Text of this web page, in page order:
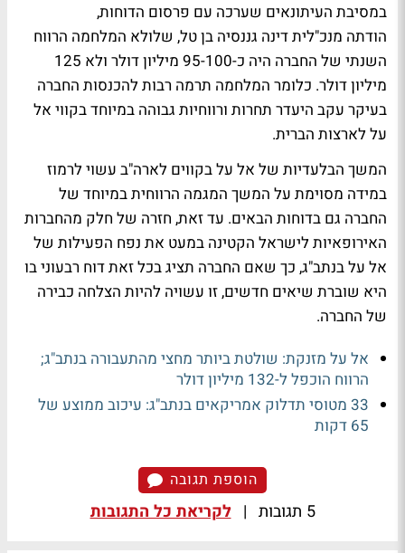
​במסיבת העיתונאים שערכה עם פרסום הדוחות,
הודתה מנכ"לית דינה גננסיה בן טל, שלולא המלחמה הרווח
השנתי של החברה היה כ-95-100 מיליון דולר ולא 125
מיליון דולר. כלומר המלחמה תרמה רבות להכנסות החברה
בעיקר עקב היעדר תחרות ורווחיות גבוהה במיוחד בקווי אל
על לארצות הברית.
המשך הבלעדיות של אל על בקווים לארה"ב עשוי לרמוז
במידה מסוימת על המשך המגמה הרווחית במיוחד של
החברה גם בדוחות הבאים. עד זאת, חזרה של חלק מהחברות
האירופאיות לישראל הקטינה במעט את נפח הפעילות של
אל על בנתב"ג, כך שאם החברה תציג בכל זאת דוח רבעוני בו
היא שוברת שיאים חדשים, זו עשויה להיות הצלחה כבירה
של החברה.
אל על מזנקת: שולטת ביותר מחצי מהתעבורה בנתב"ג;
הרווח הוכפל ל-132 מיליון דולר
33 מטוסי תדלוק אמריקאים בנתב"ג: עיכוב ממוצע של
65 דקות
הוספת תגובה
5 תגובות | לקריאת כל התגובות